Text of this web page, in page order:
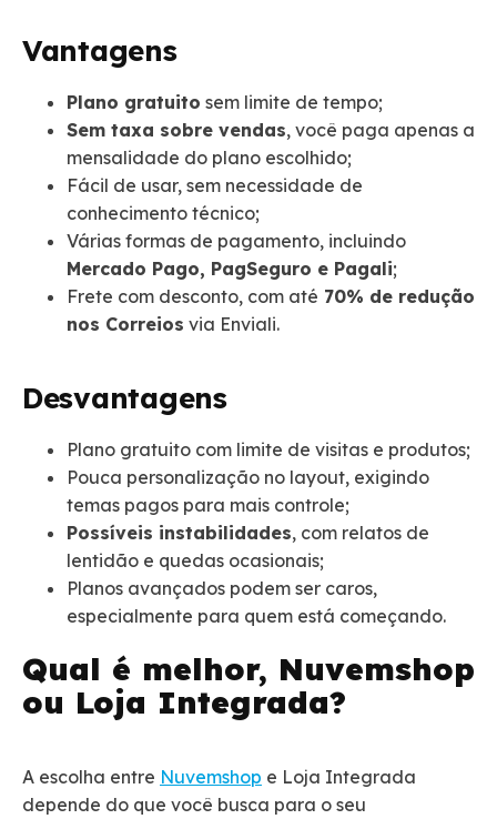
Vantagens
Plano gratuito sem limite de tempo;
Sem taxa sobre vendas, você paga apenas a
mensalidade do plano escolhido;
Fácil de usar, sem necessidade de
conhecimento técnico;
Várias formas de pagamento, incluindo
Mercado Pago, PagSeguro e Pagali;
Frete com desconto, com até 70% de redução
nos Correios via Enviali.
Desvantagens
Plano gratuito com limite de visitas e produtos;
Pouca personalização no layout, exigindo
temas pagos para mais controle;
Possíveis instabilidades, com relatos de
lentidão e quedas ocasionais;
Planos avançados podem ser caros,
especialmente para quem está começando.
Qual é melhor, Nuvemshop
ou Loja Integrada?
A escolha entre Nuvemshop e Loja Integrada
depende do que você busca para o seu